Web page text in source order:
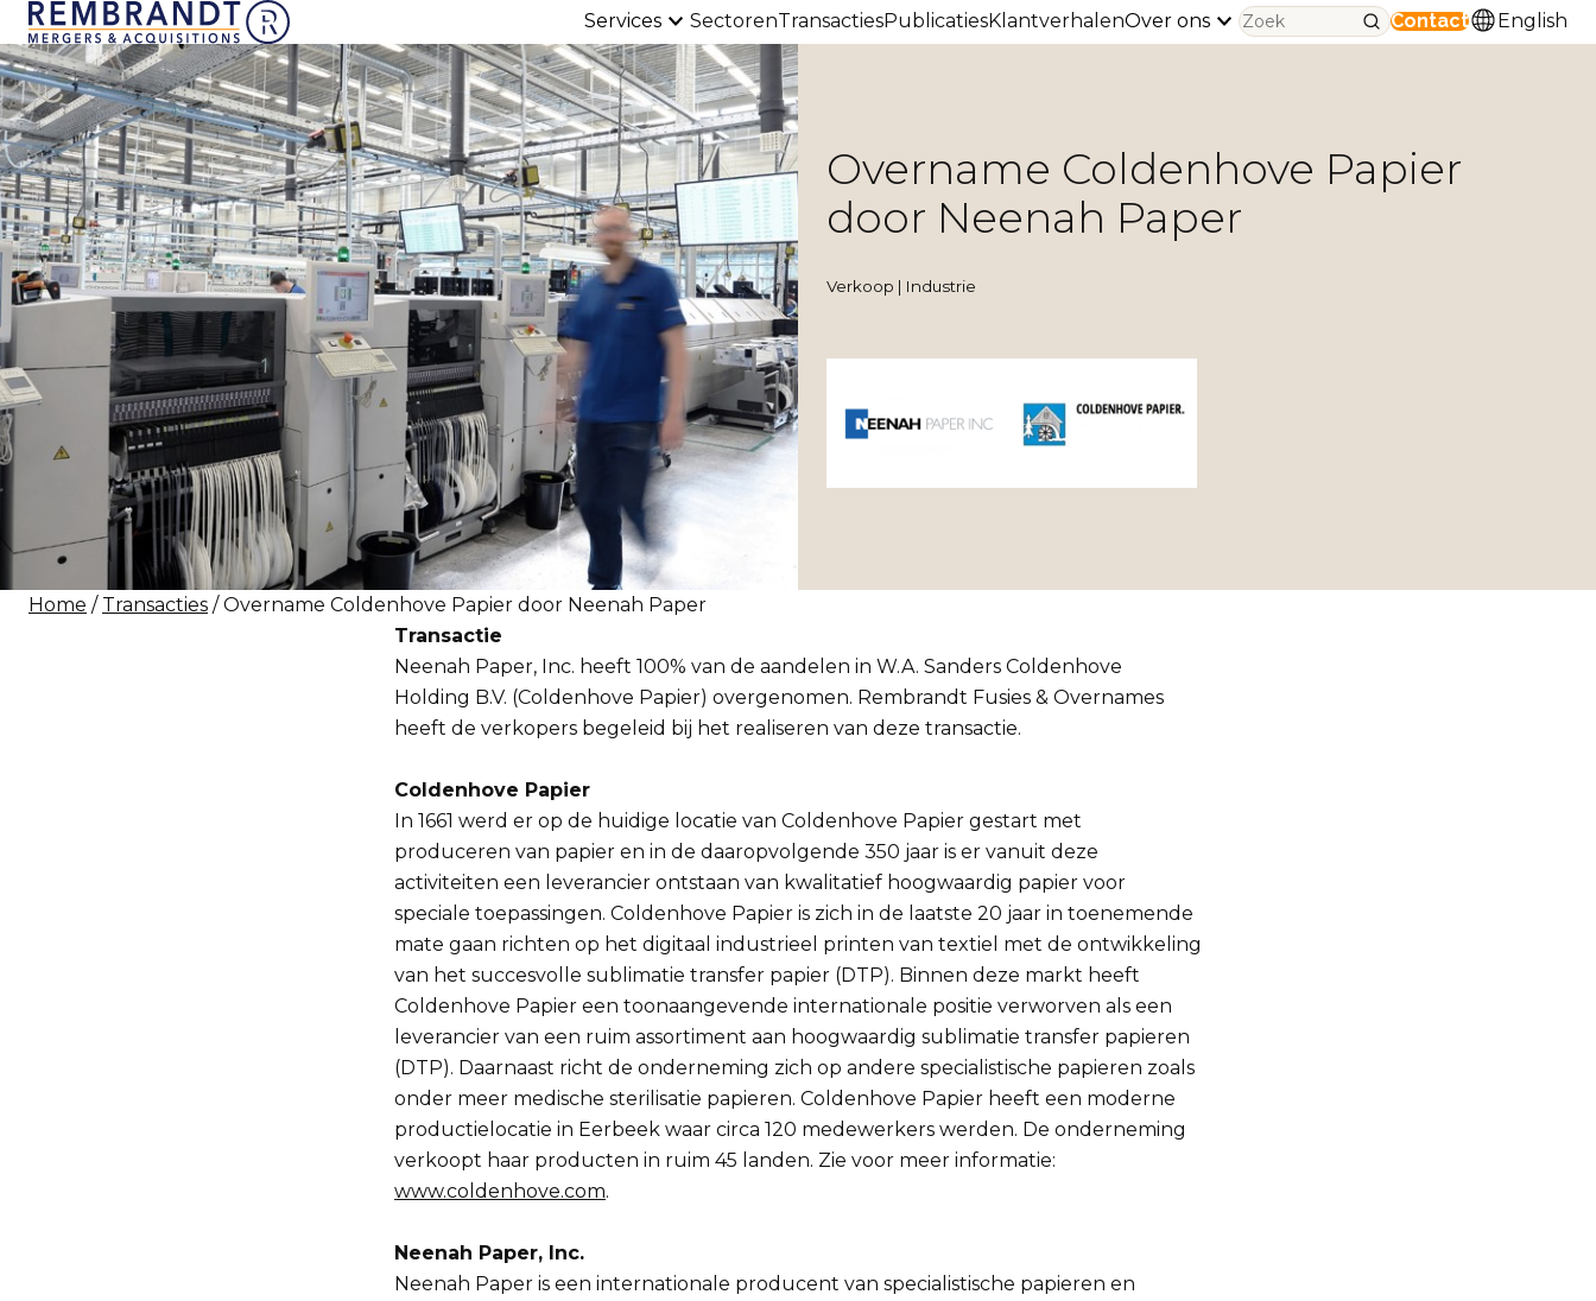
Services SectorenTransactiesPublicatiesKlantverhalenOver ons Contact English
Overname Coldenhove Papier
door Neenah Paper
Verkoop | Industrie
Home / Transacties / Overname Coldenhove Papier door Neenah Paper
Transactie
Neenah Paper, Inc. heeft 100% van de aandelen in W.A. Sanders Coldenhove
Holding B.V. (Coldenhove Papier) overgenomen. Rembrandt Fusies & Overnames
heeft de verkopers begeleid bij het realiseren van deze transactie.
Coldenhove Papier
In 1661 werd er op de huidige locatie van Coldenhove Papier gestart met
produceren van papier en in de daaropvolgende 350 jaar is er vanuit deze
activiteiten een leverancier ontstaan van kwalitatief hoogwaardig papier voor
speciale toepassingen. Coldenhove Papier is zich in de laatste 20 jaar in toenemende
mate gaan richten op het digitaal industrieel printen van textiel met de ontwikkeling
van het succesvolle sublimatie transfer papier (DTP). Binnen deze markt heeft
Coldenhove Papier een toonaangevende internationale positie verworven als een
leverancier van een ruim assortiment aan hoogwaardig sublimatie transfer papieren
(DTP). Daarnaast richt de onderneming zich op andere specialistische papieren zoals
onder meer medische sterilisatie papieren. Coldenhove Papier heeft een moderne
productielocatie in Eerbeek waar circa 120 medewerkers werden. De onderneming
verkoopt haar producten in ruim 45 landen. Zie voor meer informatie:
www.coldenhove.com.
Neenah Paper, Inc.
Neenah Paper is een internationale producent van specialistische papieren en